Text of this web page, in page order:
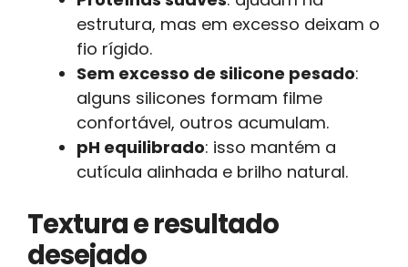
estrutura, mas em excesso deixam o
fio rígido.
Sem excesso de silicone pesado:
alguns silicones formam filme
confortável, outros acumulam.
pH equilibrado: isso mantém a
cutícula alinhada e brilho natural.
Textura e resultado
desejado